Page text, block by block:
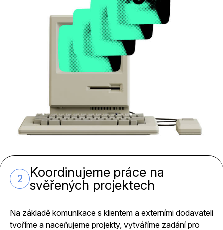
2
Koordinujeme práce na
svěřených projektech
Na základě komunikace s klientem a externími dodavateli
tvoříme a naceňujeme projekty, vytváříme zadání pro